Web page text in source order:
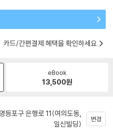
카드/간편결제 혜택을 확인하세요
eBook
13,500원
등포구 은행로 11(여의도동,
일신빌딩)
변경